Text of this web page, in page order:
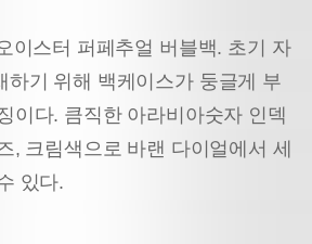
이스터 퍼페추얼 버블백. 초기 자
하기 위해 백케이스가 둥글게 부
이다. 큼직한 아라비아숫자 인덱
, 크림색으로 바랜 다이얼에서 세
있다.